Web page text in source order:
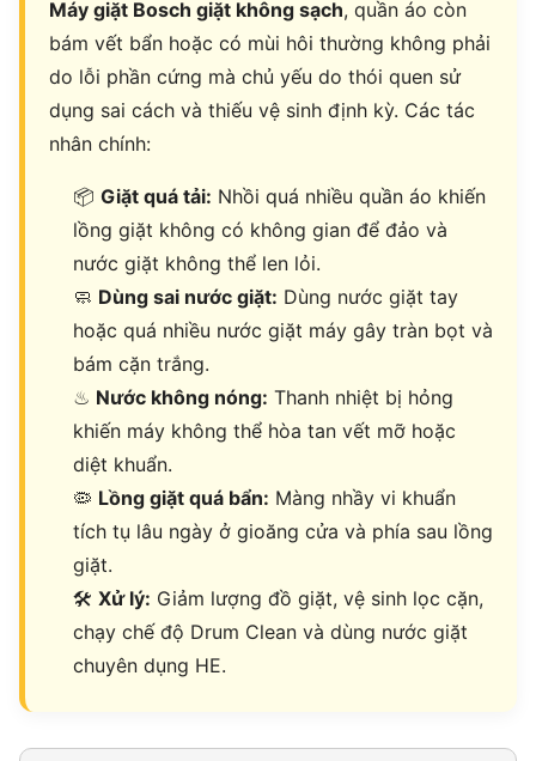
Máy giặt Bosch giặt không sạch, quần áo còn
bám vết bẩn hoặc có mùi hôi thường không phải
do lỗi phần cứng mà chủ yếu do thói quen sử
dụng sai cách và thiếu vệ sinh định kỳ. Các tác
nhân chính:
📦 Giặt quá tải: Nhồi quá nhiều quần áo khiến
lồng giặt không có không gian để đảo và
nước giặt không thể len lỏi.
🧼 Dùng sai nước giặt: Dùng nước giặt tay
hoặc quá nhiều nước giặt máy gây tràn bọt và
bám cặn trắng.
♨ Nước không nóng: Thanh nhiệt bị hỏng
khiến máy không thể hòa tan vết mỡ hoặc
diệt khuẩn.
🦠 Lồng giặt quá bẩn: Màng nhầy vi khuẩn
tích tụ lâu ngày ở gioăng cửa và phía sau lồng
giặt.
🛠 Xử lý: Giảm lượng đồ giặt, vệ sinh lọc cặn,
chạy chế độ Drum Clean và dùng nước giặt
chuyên dụng HE.